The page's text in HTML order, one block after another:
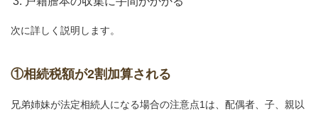
次に詳しく説明します。
①相続税額が2割加算される
兄弟姉妹が法定相続人になる場合の注意点1は、配偶者、子、親以